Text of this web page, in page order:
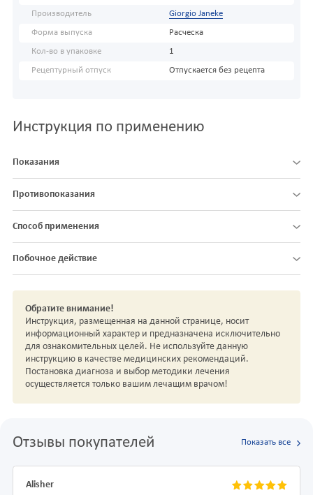
Производитель Giorgio Janeke
Форма выпуска Расческа
Кол-во в упаковке 1
Рецептурный отпуск Отпускается без рецепта
Инструкция по применению
Показания
Противопоказания
Способ применения
Побочное действие
Обратите внимание!
Инструкция, размещенная на данной странице, носит
информационный характер и предназначена исключительно
для ознакомительных целей. Не используйте данную
инструкцию в качестве медицинских рекомендаций.
Постановка диагноза и выбор методики лечения
осуществляется только вашим лечащим врачом!
Отзывы покупателей Показать все
Alisher